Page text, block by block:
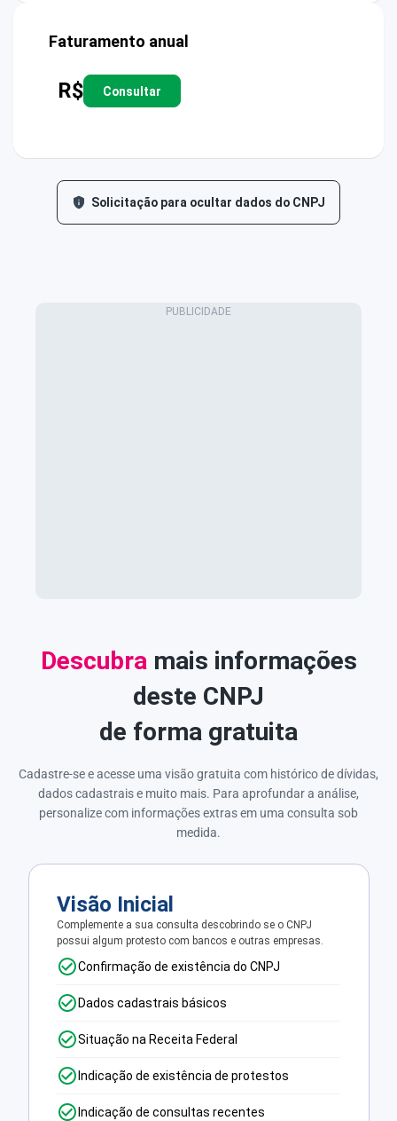
Faturamento anual
R$ Consultar
Solicitação para ocultar dados do CNPJ
Descubra mais informações
deste CNPJ
de forma gratuita
Cadastre-se e acesse uma visão gratuita com histórico de dívidas,
dados cadastrais e muito mais. Para aprofundar a análise,
personalize com informações extras em uma consulta sob
medida.
Visão Inicial
Complemente a sua consulta descobrindo se o CNPJ
possui algum protesto com bancos e outras empresas.
Confirmação de existência do CNPJ
Dados cadastrais básicos
Situação na Receita Federal
Indicação de existência de protestos
Indicação de consultas recentes